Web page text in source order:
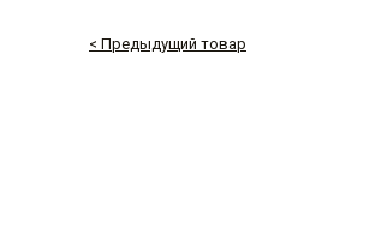
< Предыдущий товар